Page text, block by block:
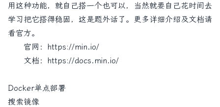
用这种功能，就自己搭一个也可以，当然就要自己花时间去
学习把它搭得稳固，这是题外话了。更多详细介绍及文档请
看官方。
官网： https://min.io/
文档： https://docs.min.io/
Docker单点部署
搜索镜像